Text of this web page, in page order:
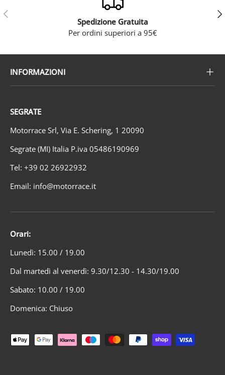
Indietro
Spedizione Gratuita
Per ordini superiori a 95€
INFORMAZIONI
SEGRATE
Motorrace Srl, Via E. Schering, 1 20090
Segrate (MI) Italia P.iva 05486190969
Tel: +39 02 26922932
Email: info@motorrace.it
Orari:
Lunedì: 15.00 / 19.00
Dal martedì al venerdì: 9.30/12.30 - 14.30/19.00
Sabato: 10.00 / 19.00
Domenica: Chiuso
Metodi di pagamento accettati